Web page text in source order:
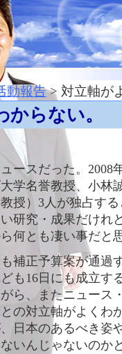
動報告> 対立軸が
らない。
ースだった。2008
大学名誉教授、小
授）3人が独占す
研究・成果だけれ
何とも凄い事だと
補正予算案が通過
も16日にも成立す
ら、またニュース
の対立軸がよくわ
日本のあるべき姿
いんじゃないのか